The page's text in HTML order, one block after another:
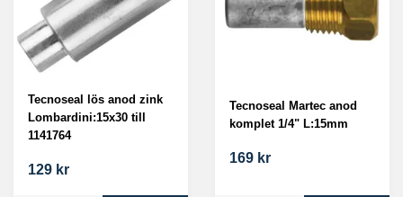
Tecnoseal lös anod zink
Lombardini:15x30 till
1141764
129 kr
Tecnoseal Martec anod
komplet 1/4" L:15mm
169 kr